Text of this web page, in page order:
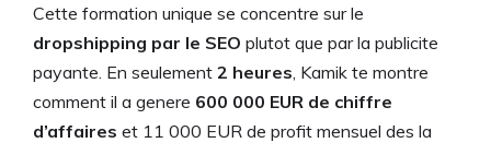
Cette formation unique se concentre sur le
dropshipping par le SEO plutot que par la publicite
payante. En seulement 2 heures , Kamik te montre
comment il a genere 600 000 EUR de chiffre
d’affaires et 11 000 EUR de profit mensuel des la